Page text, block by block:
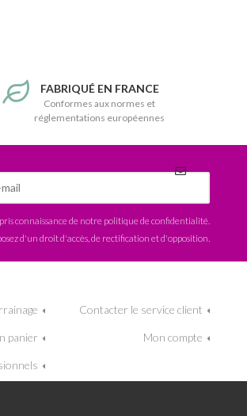
FABRIQUÉ EN FRANCE
Conformes aux normes et
réglementations européennes
connaissance de notre politique de confidentialité
d'un droit d'accès, de rectification et d'opposition.
Contacter le service client
panier Mon compte